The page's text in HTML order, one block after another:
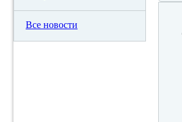
Все новости